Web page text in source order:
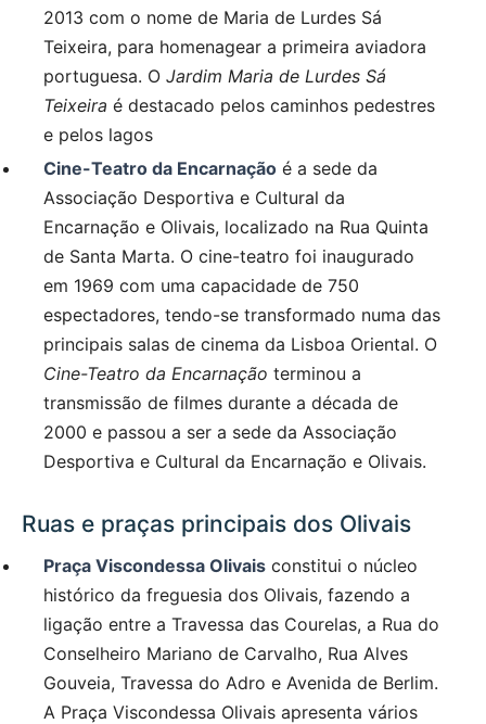
2013 com o nome de Maria de Lurdes Sá
Teixeira, para homenagear a primeira aviadora
portuguesa. O Jardim Maria de Lurdes Sá
Teixeira é destacado pelos caminhos pedestres
e pelos lagos
Cine-Teatro da Encarnação é a sede da
Associação Desportiva e Cultural da
Encarnação e Olivais, localizado na Rua Quinta
de Santa Marta. O cine-teatro foi inaugurado
em 1969 com uma capacidade de 750
espectadores, tendo-se transformado numa das
principais salas de cinema da Lisboa Oriental. O
Cine-Teatro da Encarnação terminou a
transmissão de filmes durante a década de
2000 e passou a ser a sede da Associação
Desportiva e Cultural da Encarnação e Olivais.
Ruas e praças principais dos Olivais
Praça Viscondessa Olivais constitui o núcleo
histórico da freguesia dos Olivais, fazendo a
ligação entre a Travessa das Courelas, a Rua do
Conselheiro Mariano de Carvalho, Rua Alves
Gouveia, Travessa do Adro e Avenida de Berlim.
A Praça Viscondessa Olivais apresenta vários